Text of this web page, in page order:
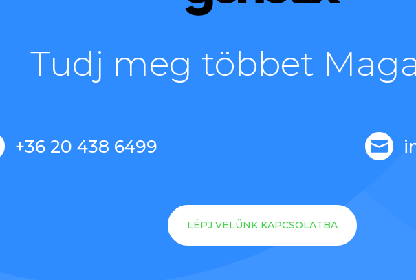
Tudj meg többet
+36 20 438 6499 
LÉPJ VELÜNK KAPCSOLATBA